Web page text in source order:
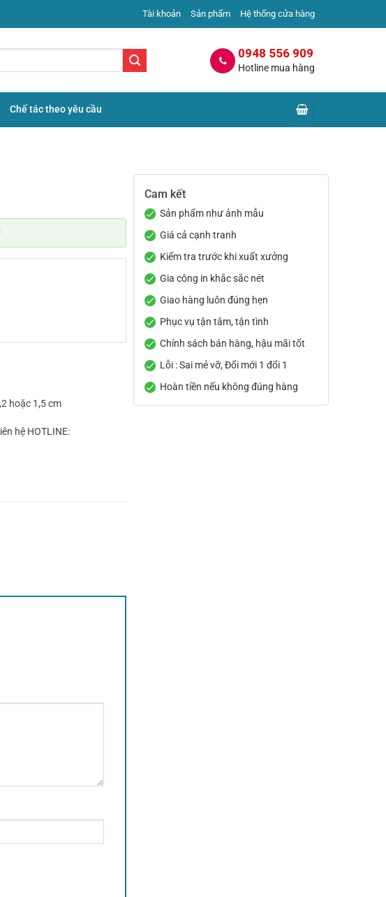
Tài khoản Sản phẩm Hệ thống cửa hàng
0948 556 909
Hotline mua hàng
Chế tác theo yêu cầu
Cam kết
Sản phẩm như ảnh mẫu
Giá cả cạnh tranh
Kiểm tra trước khi xuất xưởng
Gia công in khắc sắc nét
Giao hàng luôn đúng hẹn
Phục vụ tận tâm, tận tình
Chính sách bán hàng, hậu mãi tốt
Lỗi : Sai mẻ vỡ, Đổi mới 1 đổi 1
Hoàn tiền nếu không đúng hàng
hoặc 1,5 cm
hệ HOTLINE: